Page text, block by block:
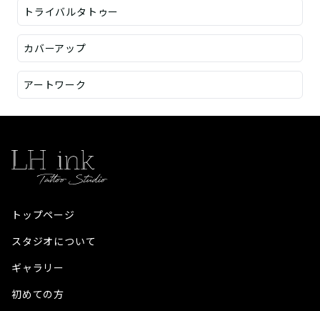
トライバルタトゥー
カバーアップ
アートワーク
トップページ
スタジオについて
ギャラリー
初めての方